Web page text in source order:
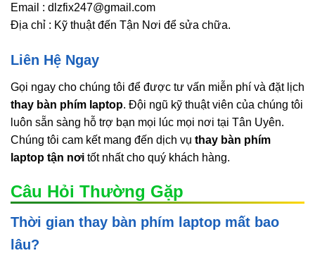
Email : dlzfix247@gmail.com
Địa chỉ : Kỹ thuật đến Tận Nơi để sửa chữa.
Liên Hệ Ngay
Gọi ngay cho chúng tôi để được tư vấn miễn phí và đặt lịch
thay bàn phím laptop. Đội ngũ kỹ thuật viên của chúng tôi
luôn sẵn sàng hỗ trợ bạn mọi lúc mọi nơi tại Tân Uyên.
Chúng tôi cam kết mang đến dịch vụ thay bàn phím
laptop tận nơi tốt nhất cho quý khách hàng.
Câu Hỏi Thường Gặp
Thời gian thay bàn phím laptop mất bao
lâu?